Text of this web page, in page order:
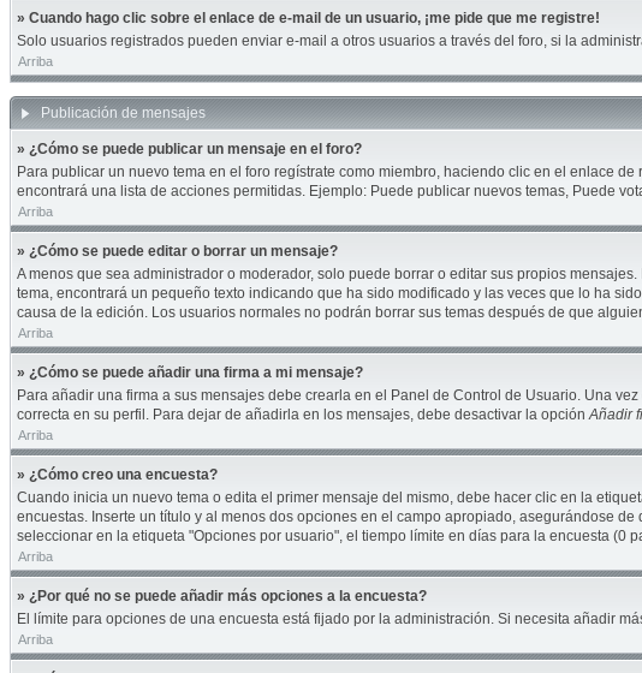
» Cuando hago clic sobre el enlace de e-mail de un usuario, ¡me pide que me registre!
Solo usuarios registrados pueden enviar e-mail a otros usuarios a través del foro, si la
Arriba
Publicación de mensajes
» ¿Cómo se puede publicar un mensaje en el foro?
Para publicar un nuevo tema en el foro regístrate como miembro, haciendo clic en el enlace
encontrará una lista de acciones permitidas. Ejemplo: Puede publicar nuevos temas, Puede
Arriba
» ¿Cómo se puede editar o borrar un mensaje?
A menos que sea administrador o moderador, solo puede borrar o editar sus propios
tema, encontrará un pequeño texto indicando que ha sido modificado y las veces que lo ha
causa de la edición. Los usuarios normales no podrán borrar sus temas después de que
Arriba
» ¿Cómo se puede añadir una firma a mi mensaje?
Para añadir una firma a sus mensajes debe crearla en el Panel de Control de Usuario. Una
correcta en su perfil. Para dejar de añadirla en los mensajes, debe desactivar la opciónAñadir
Arriba
» ¿Cómo creo una encuesta?
Cuando inicia un nuevo tema o edita el primer mensaje del mismo, debe hacer clic en la
encuestas. Inserte un título y al menos dos opciones en el campo apropiado, asegurándose
seleccionar en la etiqueta "Opciones por usuario", el tiempo límite en días para la encuesta
Arriba
» ¿Por qué no se puede añadir más opciones a la encuesta?
El límite para opciones de una encuesta está fijado por la administración. Si necesita añadir
Arriba